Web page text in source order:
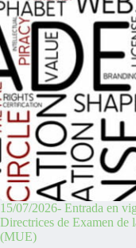
15/07/2026- Entrada en
Directrices de Examen de
(MUE)